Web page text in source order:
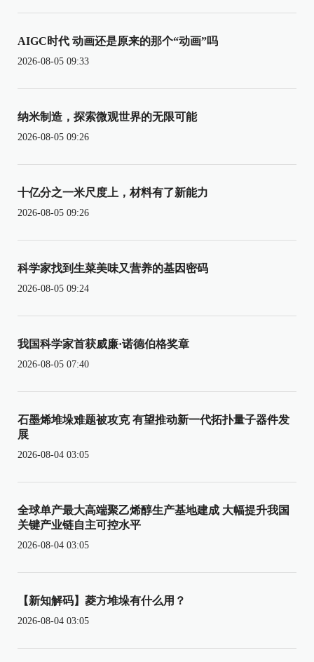
AIGC时代 动画还是原来的那个“动画”吗
2026-08-05 09:33
纳米制造，探索微观世界的无限可能
2026-08-05 09:26
十亿分之一米尺度上，材料有了新能力
2026-08-05 09:26
科学家找到生菜美味又营养的基因密码
2026-08-05 09:24
我国科学家首获威廉·诺德伯格奖章
2026-08-05 07:40
石墨烯堆垛难题被攻克 有望推动新一代拓扑量子器件发
展
2026-08-04 03:05
全球单产最大高端聚乙烯醇生产基地建成 大幅提升我国
关键产业链自主可控水平
2026-08-04 03:05
【新知解码】菱方堆垛有什么用？
2026-08-04 03:05